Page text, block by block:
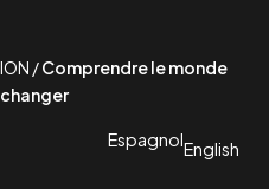
/Comprendre le monde
EspagnolEnglish